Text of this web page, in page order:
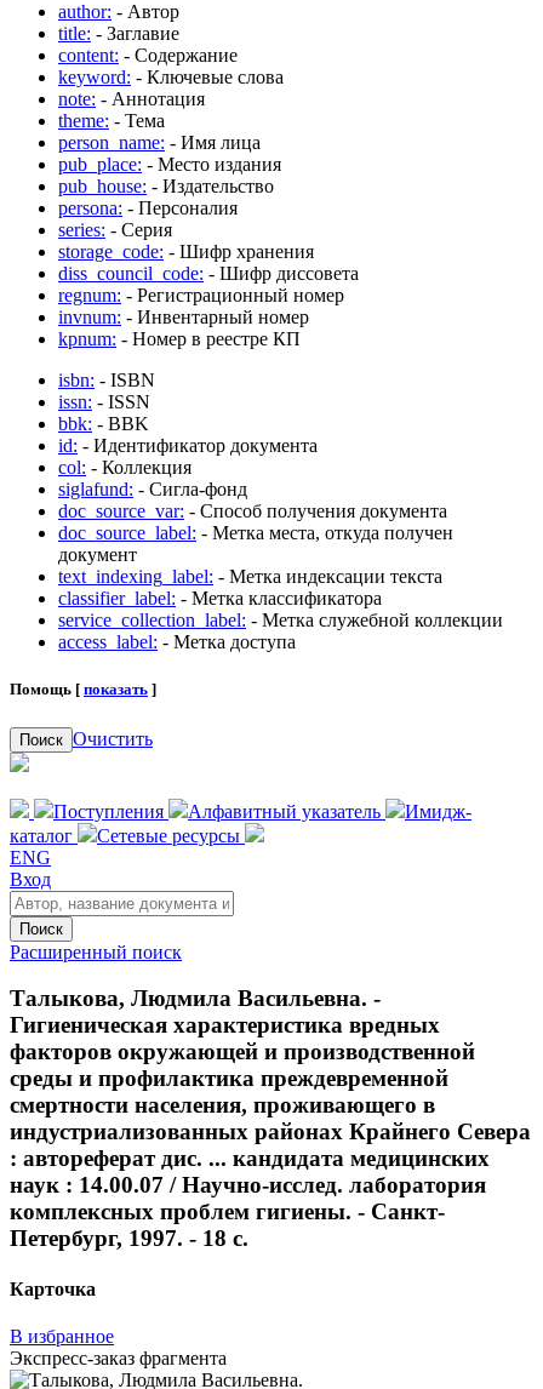
author: - Автор
title: - Заглавие
content: - Содержание
keyword: - Ключевые слова
note: - Аннотация
theme: - Тема
person_name: - Имя лица
pub_place: - Место издания
pub_house: - Издательство
persona: - Персоналия
series: - Серия
storage_code: - Шифр хранения
diss_council_code: - Шифр диссовета
regnum: - Регистрационный номер
invnum: - Инвентарный номер
kpnum: - Номер в реестре КП
isbn: - ISBN
issn: - ISSN
bbk: - BBK
id: - Идентификатор документа
col: - Коллекция
siglafund: - Сигла-фонд
doc_source_var: - Способ получения документа
doc_source_label: - Метка места, откуда получен
документ
text_indexing_label: - Метка индексации текста
classifier_label: - Метка классификатора
service_collection_label: - Метка служебной коллекции
access_label: - Метка доступа
Помощь [ показать ]
Поиск Очистить
Поступления Алфавитный указатель
Имидж-
каталог
Сетевые ресурсы
ENG
Вход
Поиск
Расширенный поиск
Талыкова, Людмила Васильевна. -
Гигиеническая характеристика вредных
факторов окружающей и производственной
среды и профилактика преждевременной
смертности населения, проживающего в
индустриализованных районах Крайнего Севера
: автореферат дис. ... кандидата медицинских
наук : 14.00.07 / Научно-исслед. лаборатория
комплексных проблем гигиены. - Санкт-
Петербург, 1997. - 18 с.
Карточка
В избранное
Экспресс-заказ фрагмента